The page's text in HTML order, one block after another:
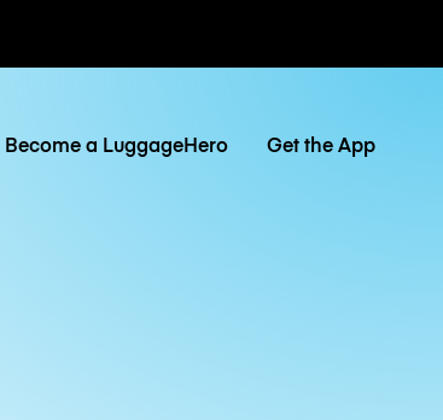
Become a LuggageHero Get the App